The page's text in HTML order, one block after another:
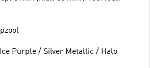
Purple / Silver Metallic / Halo